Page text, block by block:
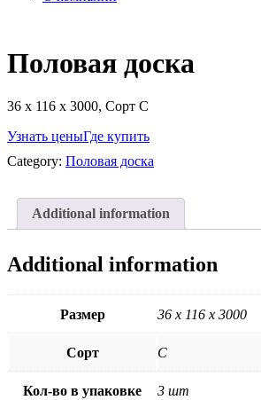
Половая доска
36 х 116 х 3000, Сорт C
Узнать ценыГде купить
Category: Половая доска
Additional information
Additional information
Размер 36 х 116 х 3000
Сорт C
Кол-во в упаковке 3 шт